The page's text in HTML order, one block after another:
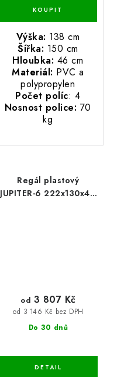
Výška: 138 cm
Šířka: 150 cm
Hloubka: 46 cm
Materiál: PVC a
polypropylen
Počet políc: 4
Nosnost police: 70
kg
Regál plastový
JUPITER-6 222x130x46
Do 30 dnů
od 3 146 Kč bez DPH
od 3 807 Kč